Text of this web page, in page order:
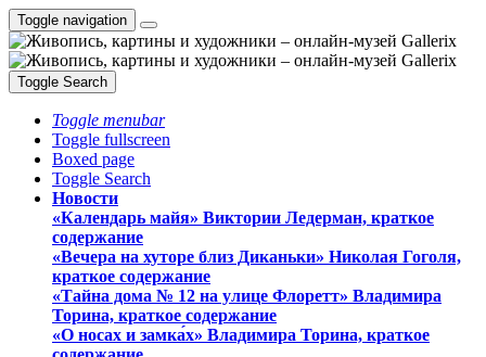
Toggle navigation
Toggle Search
Toggle menubar
Toggle fullscreen
Boxed page
Toggle Search
Новости
«Календарь майя» Виктории Ледерман, краткое
содержание
«Вечера на хуторе близ Диканьки» Николая Гоголя,
краткое содержание
«Тайна дома № 12 на улице Флоретт» Владимира
Торина, краткое содержание
«О носах и замка́х» Владимира Торина, краткое